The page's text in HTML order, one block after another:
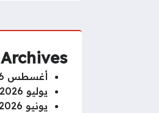
Archives
أغسطس 2026
يوليو 2026
يونيو 2026